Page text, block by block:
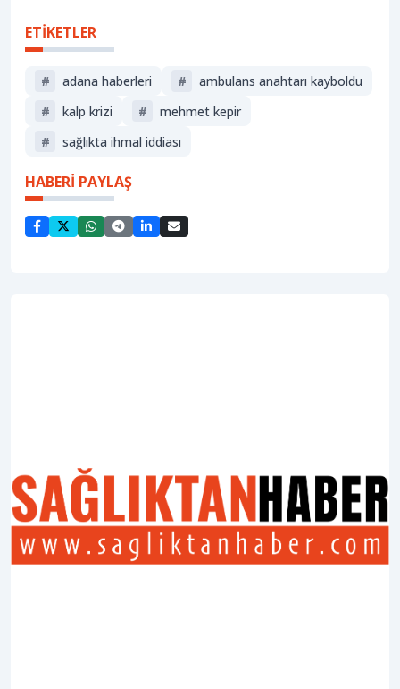
ETİKETLER
# adana haberleri #
ambulans anahtarı kayboldu
#
kalp krizi #
mehmet kepir
#
sağlıkta ihmal iddiası
HABERİ PAYLAŞ